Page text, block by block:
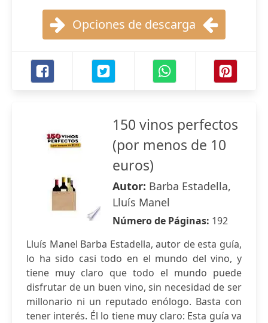
Opciones de descarga
150 vinos perfectos
(por menos de 10
euros)
Autor: Barba Estadella,
Lluís Manel
Número de Páginas: 192
Lluís Manel Barba Estadella, autor de esta guía,
lo ha sido casi todo en el mundo del vino, y
tiene muy claro que todo el mundo puede
disfrutar de un buen vino, sin necesidad de ser
millonario ni un reputado enólogo. Basta con
tener interés. Él lo tiene muy claro: Esta guía va